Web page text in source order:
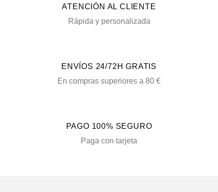
ATENCIÓN AL CLIENTE
Rápida y personalizada
ENVÍOS 24/72H GRATIS
En compras superiores a 80 €
PAGO 100% SEGURO
Paga con tarjeta